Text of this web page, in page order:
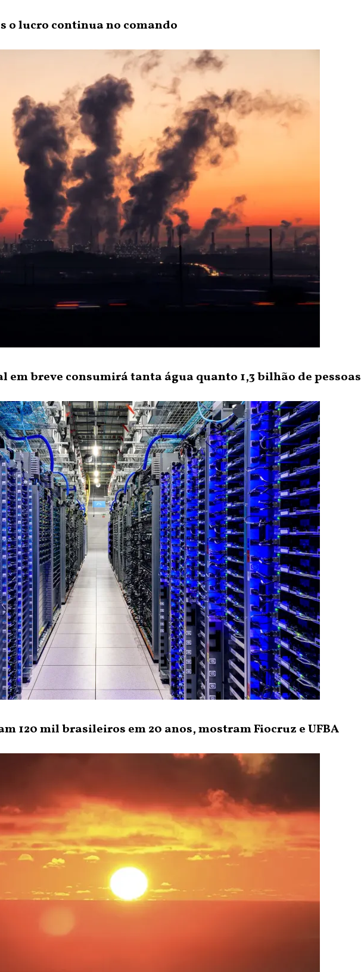
o lucro continua no comando
breve consumirá tanta água quanto 1,3 bilhão de pessoas
120 mil brasileiros em 20 anos, mostram Fiocruz e UFBA